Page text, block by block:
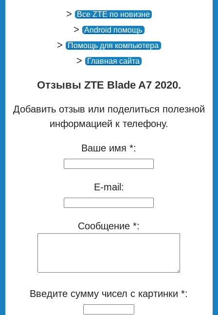
> Все ZTE по новизне
> Android помощь
> Помощь для компьютера
> Главная сайта
Отзывы ZTE Blade A7 2020.
Добавить отзыв или поделиться полезной
информацией к телефону.
Ваше имя *:
E-mail:
Сообщение *:
Введите сумму чисел с картинки *: